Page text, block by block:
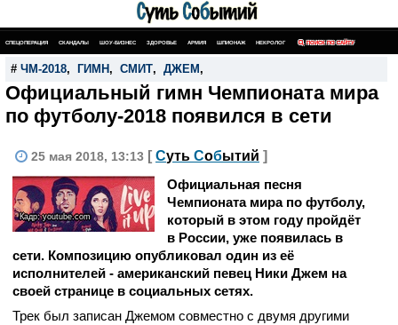
СПЕЦОПЕРАЦИЯ СКАНДАЛЫ ШОУ-БИЗНЕС ЗДОРОВЬЕ АРМИЯ ШПИОНАЖ НЕКРОЛОГ ПОИСК ПО САЙТУ
# ЧМ-2018, ГИМН , СМИТ, ДЖЕМ ,
Официальный гимн Чемпионата мира
по футболу-2018 появился в сети
25 мая 2018, 13:13 [ Суть Событий ]
Кадр: youtube.com
Официальная песня
Чемпионата мира по футболу,
который в этом году пройдёт
в России, уже появилась в
сети. Композицию опубликовал один из её
исполнителей - американский певец Ники Джем на
своей странице в социальных сетях.
Трек был записан Джемом совместно с двумя другими